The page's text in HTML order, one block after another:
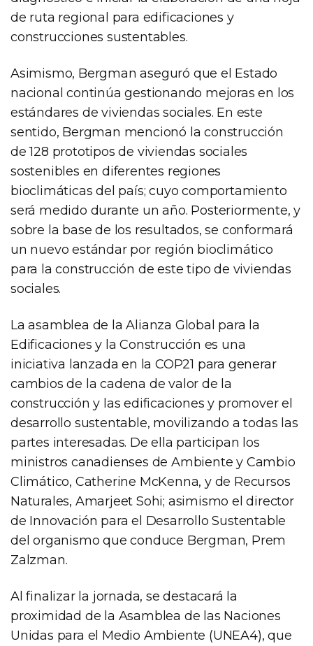
de ruta regional para edificaciones y
construcciones sustentables.
Asimismo, Bergman aseguró que el Estado
nacional continúa gestionando mejoras en los
estándares de viviendas sociales. En este
sentido, Bergman mencionó la construcción
de 128 prototipos de viviendas sociales
sostenibles en diferentes regiones
bioclimáticas del país; cuyo comportamiento
será medido durante un año. Posteriormente, y
sobre la base de los resultados, se conformará
un nuevo estándar por región bioclimático
para la construcción de este tipo de viviendas
sociales.
La asamblea de la Alianza Global para la
Edificaciones y la Construcción es una
iniciativa lanzada en la COP21 para generar
cambios de la cadena de valor de la
construcción y las edificaciones y promover el
desarrollo sustentable, movilizando a todas las
partes interesadas. De ella participan los
ministros canadienses de Ambiente y Cambio
Climático, Catherine McKenna, y de Recursos
Naturales, Amarjeet Sohi; asimismo el director
de Innovación para el Desarrollo Sustentable
del organismo que conduce Bergman, Prem
Zalzman.
Al finalizar la jornada, se destacará la
proximidad de la Asamblea de las Naciones
Unidas para el Medio Ambiente (UNEA4), que